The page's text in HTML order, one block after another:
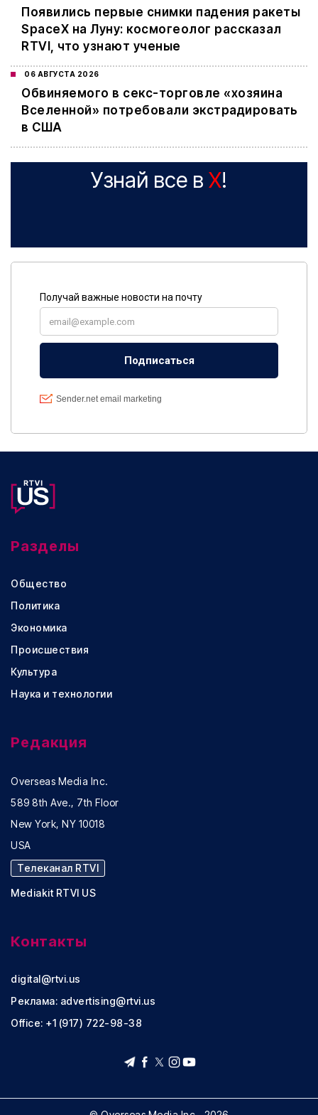
Появились первые снимки падения ракеты
SpaceX на Луну: космогеолог рассказал
RTVI, что узнают ученые
06 АВГУСТА 2026
Обвиняемого в секс-торговле «хозяина
Вселенной» потребовали экстрадировать
в США
Узнай все в X!
Разделы
Общество
Политика
Экономика
Происшествия
Культура
Наука и технологии
Редакция
Overseas Media Inc.
589 8th Ave., 7th Floor
New York, NY 10018
USA
Телеканал RTVI
Mediakit RTVI US
Контакты
digital@rtvi.us
Реклама: advertising@rtvi.us
Office: +1 (917) 722-98-38